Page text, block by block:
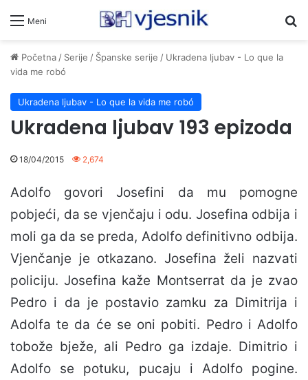
Meni
Početna/ Serije / Španske serije / Ukradena ljubav - Lo que la
vida me robó
Ukradena ljubav - Lo que la vida me robó
Ukradena ljubav 193 epizoda
18/04/2015 2,674
Adolfo govori Josefini da mu pomogne
pobjeći, da se vjenčaju i odu. Josefina odbija i
moli ga da se preda, Adolfo definitivno odbija.
Vjenčanje je otkazano. Josefina želi nazvati
policiju. Josefina kaže Montserrat da je zvao
Pedro i da je postavio zamku za Dimitrija i
Adolfa te da će se oni pobiti. Pedro i Adolfo
tobože bježe, ali Pedro ga izdaje. Dimitrio i
Adolfo se potuku, pucaju i Adolfo pogine.